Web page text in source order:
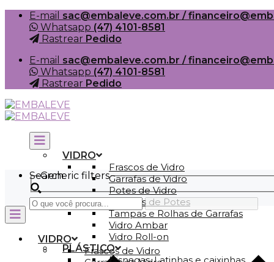
Skip
content
E-mail sac@embaleve.com.br /
Whatsapp (47) 4101-8581
Rastrear Pedido
E-mail sac@embaleve.com.br /
Whatsapp (47) 4101-8581
Rastrear Pedido
VIDRO
Frascos de Vidro
Garrafas de Vidro
Potes de Vidro
Tampas de Potes
Tampas e Rolhas de Garrafas
Vidro Ambar
Vidro Roll-on
PLÁSTICO
Search
Generic filters
VIDRO
Frascos de Vidro